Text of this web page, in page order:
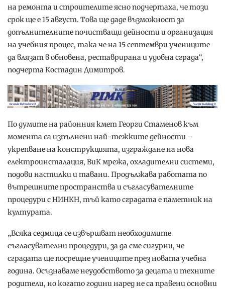
на ремонта и строителите ясно подчертаха, че този
срок ще е 15 август. Това ще даде възможност за
допълнителните почистващи дейности и организация
на учебния процес, така че на 15 септември учениците
да влязат в обновена, реставрирана и удобна сграда“,
подчерта Костадин Димитров.
По думите на районния кмет Георги Стаменов към
момента са изпълнени най-тежките дейности –
укрепване на конструкцията, изграждане на нова
електроинсталация, ВиК мрежа, охладителни системи,
подови настилки и тавани. Продължава работата по
вътрешните пространства и съгласувателните
процедури с НИНКН, тъй като сградата е паметник на
културата.
„Всяка седмица се извършват необходимите
съгласувателни процедури, за да сме сигурни, че
сградата ще посрещне учениците през новата учебна
година. Осъзнаваме неудобството за децата и техните
родители, но когато години наред не са правени основни